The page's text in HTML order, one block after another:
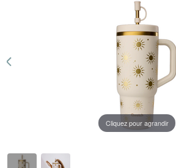
Cliquez pour agrandir